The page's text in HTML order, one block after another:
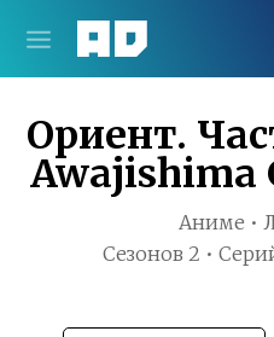
Ориент.
Awajishima
Аниме •
Сезонов 2 •